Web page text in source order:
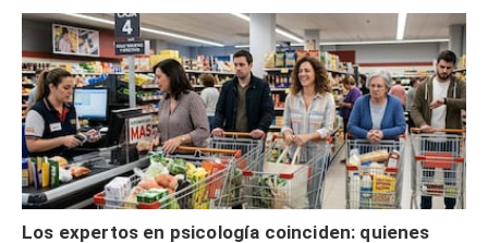
Los expertos en psicología coinciden: quienes
mantienen la calma en la fila gozan de empatía
cognitiva, gratitud y no solo tienen autocontrol
MAG.